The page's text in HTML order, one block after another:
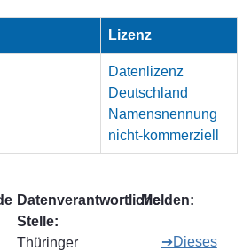
Lizenz
Datenlizenz
Deutschland
Namensnennung
nicht-kommerziell
Datenverantwortliche
Stelle:
Thüringer
Melden:
➔Dieses